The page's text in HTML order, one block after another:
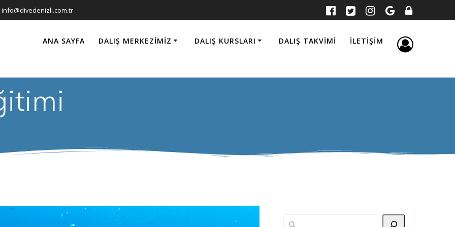
info@divedenizli.com.tr
ANA SAYFA DALIŞ MERKEZIMIZ DALIŞ KURSLARI DALIŞ TAKVIMI İLETIŞIM